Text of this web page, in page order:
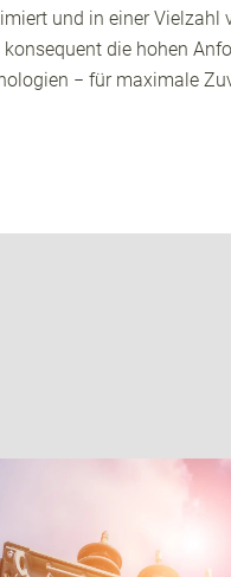
und in einer Vielzahl
die hohen
− für maximale